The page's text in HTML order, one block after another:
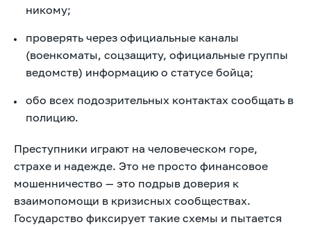
никому;
проверять через официальные каналы
(военкоматы, соцзащиту, официальные группы
ведомств) информацию о статусе бойца;
обо всех подозрительных контактах сообщать в
полицию.
Преступники играют на человеческом горе,
страхе и надежде. Это не просто финансовое
мошенничество — это подрыв доверия к
взаимопомощи в кризисных сообществах.
Государство фиксирует такие схемы и пытается